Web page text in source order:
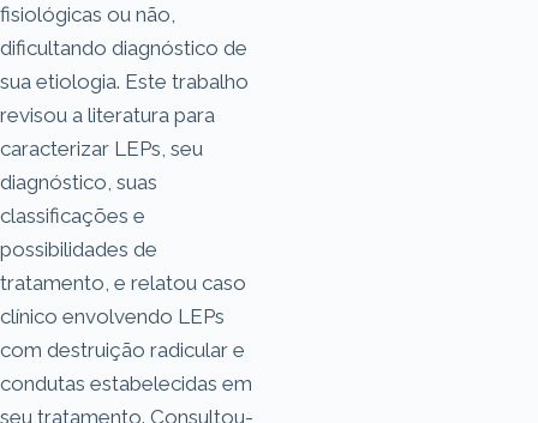
fisiológicas ou não,
dificultando diagnóstico de
sua etiologia. Este trabalho
revisou a literatura para
caracterizar LEPs, seu
diagnóstico, suas
classificações e
possibilidades de
tratamento, e relatou caso
clínico envolvendo LEPs
com destruição radicular e
condutas estabelecidas em
seu tratamento. Consultou-